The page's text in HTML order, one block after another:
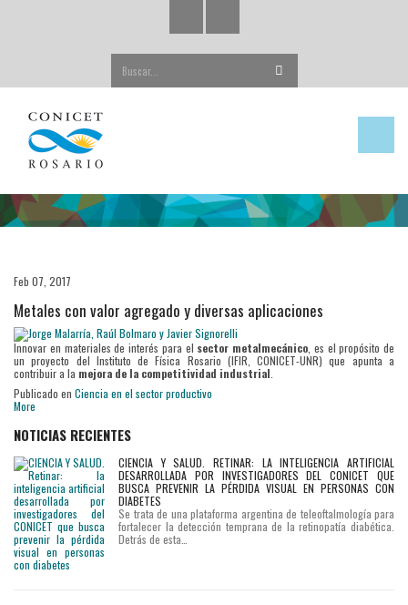
Feb 07, 2017
Metales con valor agregado y diversas aplicaciones
Innovar en materiales de interés para el sector metalmecánico , es el propósito de
un proyecto del Instituto de Física Rosario (IFIR, CONICET-UNR) que apunta a
contribuir a la mejora de la competitividad industrial
Publicado en Ciencia en el sector productivo
More
NOTICIAS RECIENTES
CIENCIA Y SALUD. RETINAR: LA INTELIGENCIA ARTIFICIAL
DESARROLLADA POR INVESTIGADORES DEL CONICET QUE
BUSCA PREVENIR LA PÉRDIDA VISUAL EN PERSONAS CON
DIABETES
Se trata de una plataforma argentina de teleoftalmología para
fortalecer la detección temprana de la retinopatía diabética.
Detrás de esta…